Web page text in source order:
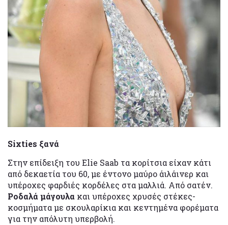
Sixties ξανά
Στην επίδειξη του Elie Saab τα κορίτσια είχαν κάτι
από δεκαετία του 60, με έντονο μαύρο άιλάινερ και
υπέροχες φαρδιές κορδέλες στα μαλλιά. Από σατέν.
Ροδαλά μάγουλα και υπέροχες χρυσές στέκες-
κοσμήματα με σκουλαρίκια και κεντημένα φορέματα
για την απόλυτη υπερβολή.